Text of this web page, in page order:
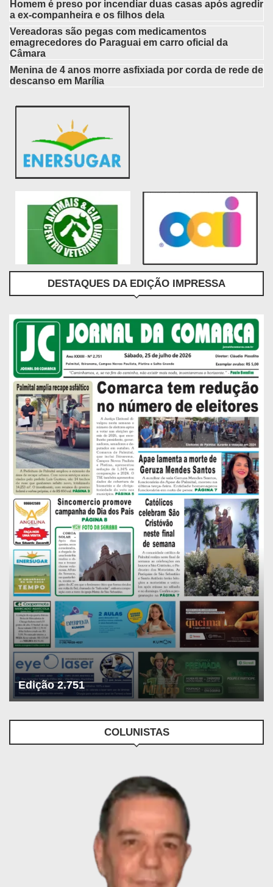
Homem é preso por incendiar duas casas após agredir
a ex-companheira e os filhos dela
Vereadoras são pegas com medicamentos
emagrecedores do Paraguai em carro oficial da
Câmara
Menina de 4 anos morre asfixiada por corda de rede de
descanso em Marília
DESTAQUES DA EDIÇÃO IMPRESSA
Edição 2.751
COLUNISTAS